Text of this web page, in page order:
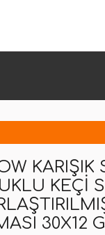
KARIŞIK
KEÇI
30X12